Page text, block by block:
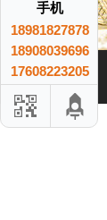
信赖是我们最大的成
手机
18981827878
18908039696
17608223205